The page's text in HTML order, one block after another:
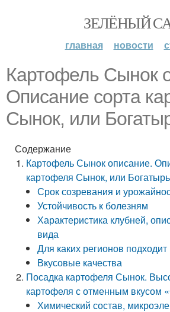
ЗЕЛЁНЫЙ
главная новости
Картофель Сынок
Описание сорта
Сынок, или
Содержание
Картофель Сынок описание.
картофеля Сынок, или Богатырь
Срок созревания и
Устойчивость к болезням
Характеристика клубней,
вида
Для каких регионов подходит
Вкусовые качества
Посадка картофеля Сынок.
картофеля с отменным вкусом
Химический состав,